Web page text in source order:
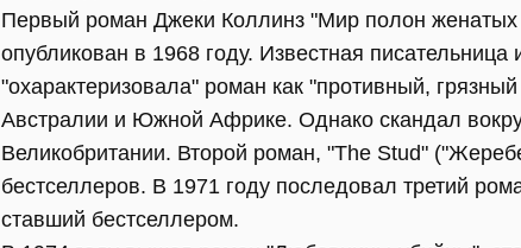
Первый роман Джеки Коллинз "Мир полон
опубликован в 1968 году. Известная
"охарактеризовала" роман как "противный,
Австралии и Южной Африке. Однако скандал
Великобритании. Второй роман, "The Stud"
бестселлеров. В 1971 году последовал третий
ставший бестселлером.